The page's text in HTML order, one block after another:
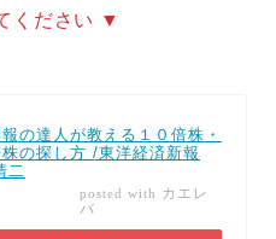
ください ▼
の達人が教える１０倍株・
株の探し方 /東洋経済新報
二
posted with カエレ
バ